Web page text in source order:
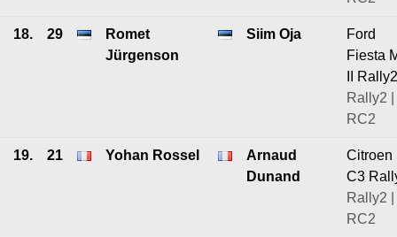
18. 29
Romet
Jürgenson
Siim Oja
Ford
Fiesta
II Rally2
Rally2 |
RC2
19. 21 Yohan Rossel
Arnaud
Dunand
Citroen
C3
Rally2 |
RC2